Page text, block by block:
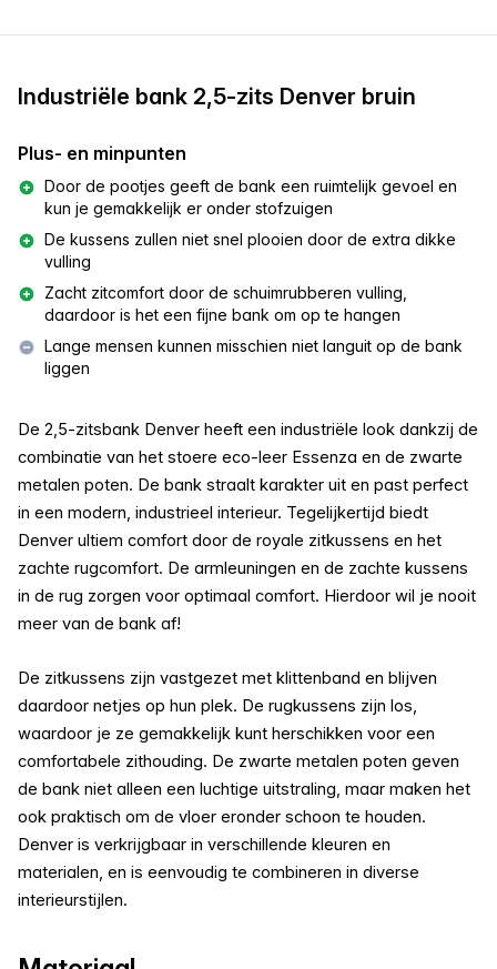
Industriële bank 2,5-zits Denver bruin
Plus- en minpunten
Door de pootjes geeft de bank een ruimtelijk gevoel en
kun je gemakkelijk er onder stofzuigen
De kussens zullen niet snel plooien door de extra dikke
vulling
Zacht zitcomfort door de schuimrubberen vulling,
daardoor is het een fijne bank om op te hangen
Lange mensen kunnen misschien niet languit op de bank
liggen
De 2,5-zitsbank Denver heeft een industriële look dankzij de
combinatie van het stoere eco-leer Essenza en de zwarte
metalen poten. De bank straalt karakter uit en past perfect
in een modern, industrieel interieur. Tegelijkertijd biedt
Denver ultiem comfort door de royale zitkussens en het
zachte rugcomfort. De armleuningen en de zachte kussens
in de rug zorgen voor optimaal comfort. Hierdoor wil je nooit
meer van de bank af!
De zitkussens zijn vastgezet met klittenband en blijven
daardoor netjes op hun plek. De rugkussens zijn los,
waardoor je ze gemakkelijk kunt herschikken voor een
comfortabele zithouding. De zwarte metalen poten geven
de bank niet alleen een luchtige uitstraling, maar maken het
ook praktisch om de vloer eronder schoon te houden.
Denver is verkrijgbaar in verschillende kleuren en
materialen, en is eenvoudig te combineren in diverse
interieurstijlen.